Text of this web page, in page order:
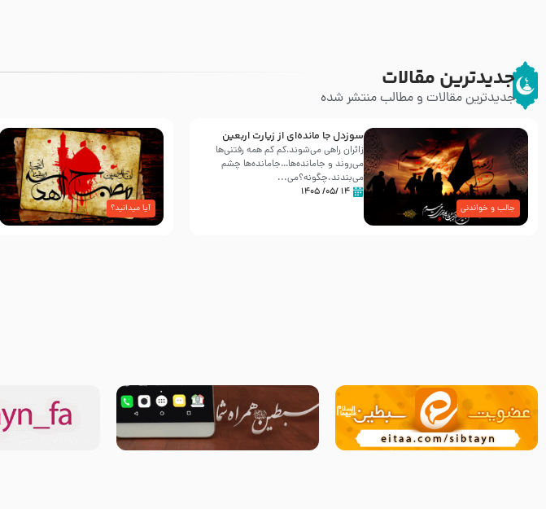
جدیدترین مقالات
جدیدترین مقالات و مطالب منتشر شده
جالب و خواندنی
سوزدل جا مانده‌ای از زیارت اربعین
زائران راهی می‌شوند،کم‌ کم همه رفتنی‌ها
می‌روند و جامانده‌ها…جامانده‌ها چشم
می‌بندند.چگونه؟می‌...
۱۴ /۰۵/ ۱۴۰۵
آیا میدانید؟